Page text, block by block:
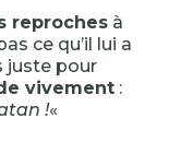
reprochesà
ce qu’il lui a
juste pour
vivement:
!«